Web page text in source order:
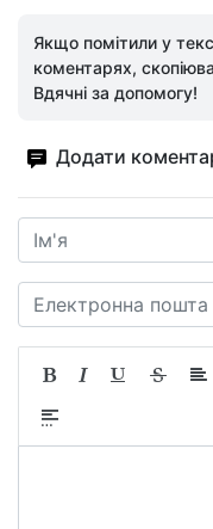
Якщо помітили у
коментарях,
Вдячні за допомогу!
Додати